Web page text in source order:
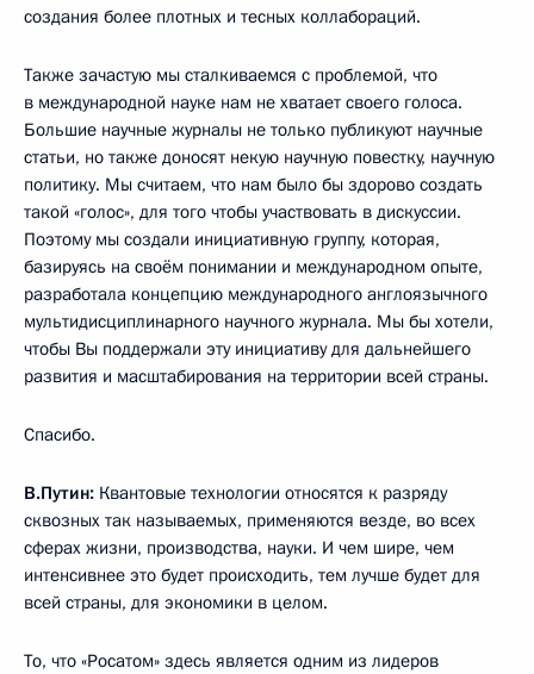
создания более плотных и тесных коллабораций.
Также зачастую мы сталкиваемся с проблемой, что
в международной науке нам не хватает своего голоса.
Большие научные журналы не только публикуют научные
статьи, но также доносят некую научную повестку, научную
политику. Мы считаем, что нам было бы здорово создать
такой «голос», для того чтобы участвовать в дискуссии.
Поэтому мы создали инициативную группу, которая,
базируясь на своём понимании и международном опыте,
разработала концепцию международного англоязычного
мультидисциплинарного научного журнала. Мы бы хотели,
чтобы Вы поддержали эту инициативу для дальнейшего
развития и масштабирования на территории всей страны.
Спасибо.
В.Путин: Квантовые технологии относятся к разряду
сквозных так называемых, применяются везде, во всех
сферах жизни, производства, науки. И чем шире, чем
интенсивнее это будет происходить, тем лучше будет для
всей страны, для экономики в целом.
То, что «Росатом» здесь является одним из лидеров